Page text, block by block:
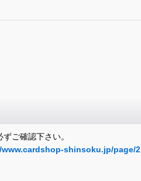
ご確認下さい。
shinsoku.jp/page/2